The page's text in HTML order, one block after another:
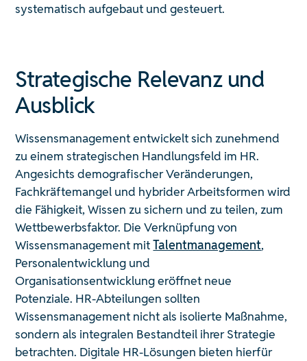
systematisch aufgebaut und gesteuert.
Strategische Relevanz und
Ausblick
Wissensmanagement entwickelt sich zunehmend
zu einem strategischen Handlungsfeld im HR.
Angesichts demografischer Veränderungen,
Fachkräftemangel und hybrider Arbeitsformen wird
die Fähigkeit, Wissen zu sichern und zu teilen, zum
Wettbewerbsfaktor. Die Verknüpfung von
Wissensmanagement mitTalentmanagement,
Personalentwicklung und
Organisationsentwicklung eröffnet neue
Potenziale. HR-Abteilungen sollten
Wissensmanagement nicht als isolierte Maßnahme,
sondern als integralen Bestandteil ihrer Strategie
betrachten. Digitale HR-Lösungen bieten hierfür